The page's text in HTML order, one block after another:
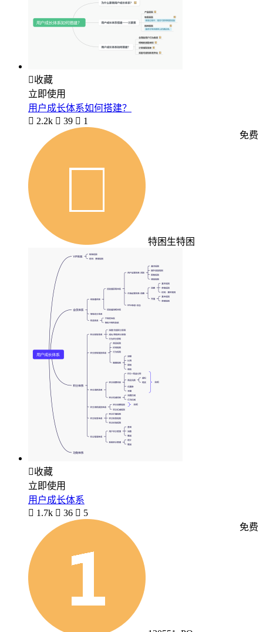
收藏
立即使用
用户成长体系如何搭建？
 2.2k  39  1
特困生特困
免费
收藏
立即使用
用户成长体系
 1.7k  36  5
免费